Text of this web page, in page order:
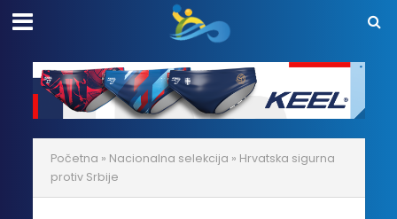
Početna » Nacionalna selekcija » Hrvatska sigurna
protiv Srbije